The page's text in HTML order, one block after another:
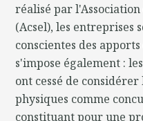
réalisé par
(Acsel), les entreprises
conscientes des
s'impose également :
ont cessé de
physiques comme
constituant pour une